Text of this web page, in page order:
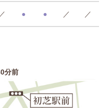
／ ● ● ／ ／
分前